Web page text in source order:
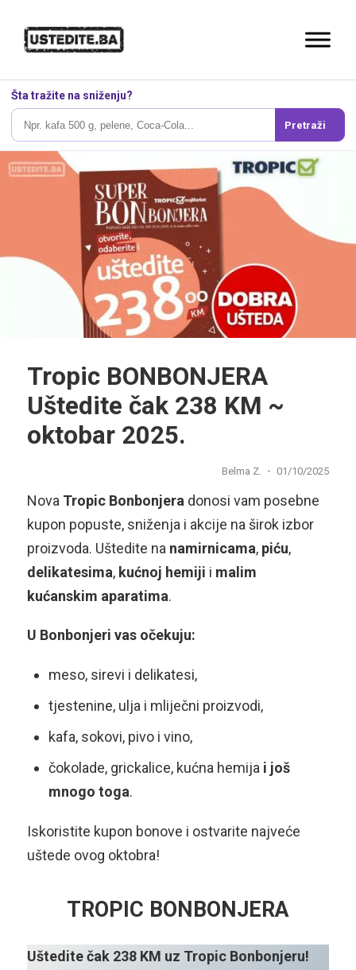
Šta tražite na sniženju?
Pretraži
Tropic BONBONJERA
Uštedite čak 238 KM ~
oktobar 2025.
Belma Z. 01/10/2025
Nova Tropic Bonbonjera donosi vam posebne
kupon popuste, sniženja i akcije na širok izbor
proizvoda. Uštedite na namirnicama, piću,
delikatesima, kućnoj hemiji i malim
kućanskim aparatima.
U Bonbonjeri vas očekuju:
meso, sirevi i delikatesi,
tjestenine, ulja i mliječni proizvodi,
kafa, sokovi, pivo i vino,
čokolade, grickalice, kućna hemija i još
mnogo toga.
Iskoristite kupon bonove i ostvarite najveće
uštede ovog oktobra!
TROPIC BONBONJERA
Uštedite čak 238 KM uz Tropic Bonbonjeru!